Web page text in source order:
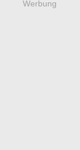
Werbung